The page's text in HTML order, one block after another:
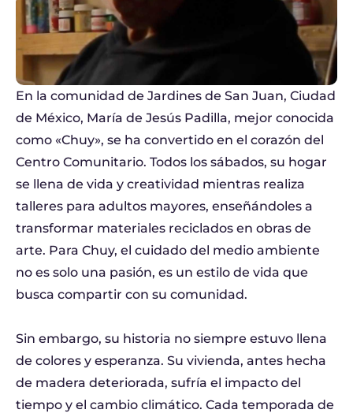
En la comunidad de Jardines de San Juan, Ciudad
de México, María de Jesús Padilla, mejor conocida
como «Chuy», se ha convertido en el corazón del
Centro Comunitario. Todos los sábados, su hogar
se llena de vida y creatividad mientras realiza
talleres para adultos mayores, enseñándoles a
transformar materiales reciclados en obras de
arte. Para Chuy, el cuidado del medio ambiente
no es solo una pasión, es un estilo de vida que
busca compartir con su comunidad.
Sin embargo, su historia no siempre estuvo llena
de colores y esperanza. Su vivienda, antes hecha
de madera deteriorada, sufría el impacto del
tiempo y el cambio climático. Cada temporada de